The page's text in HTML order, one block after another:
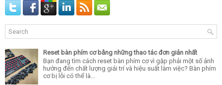
Reset bàn phím cơ bằng những thao tác đơn giản nhất
Bạn đang tìm cách reset bàn phím cơ vì gặp phải một số ảnh
hưởng đến chất lượng giải trí và hiệu suất làm việc? Bàn phím
cơ bị lỗi có thể là...